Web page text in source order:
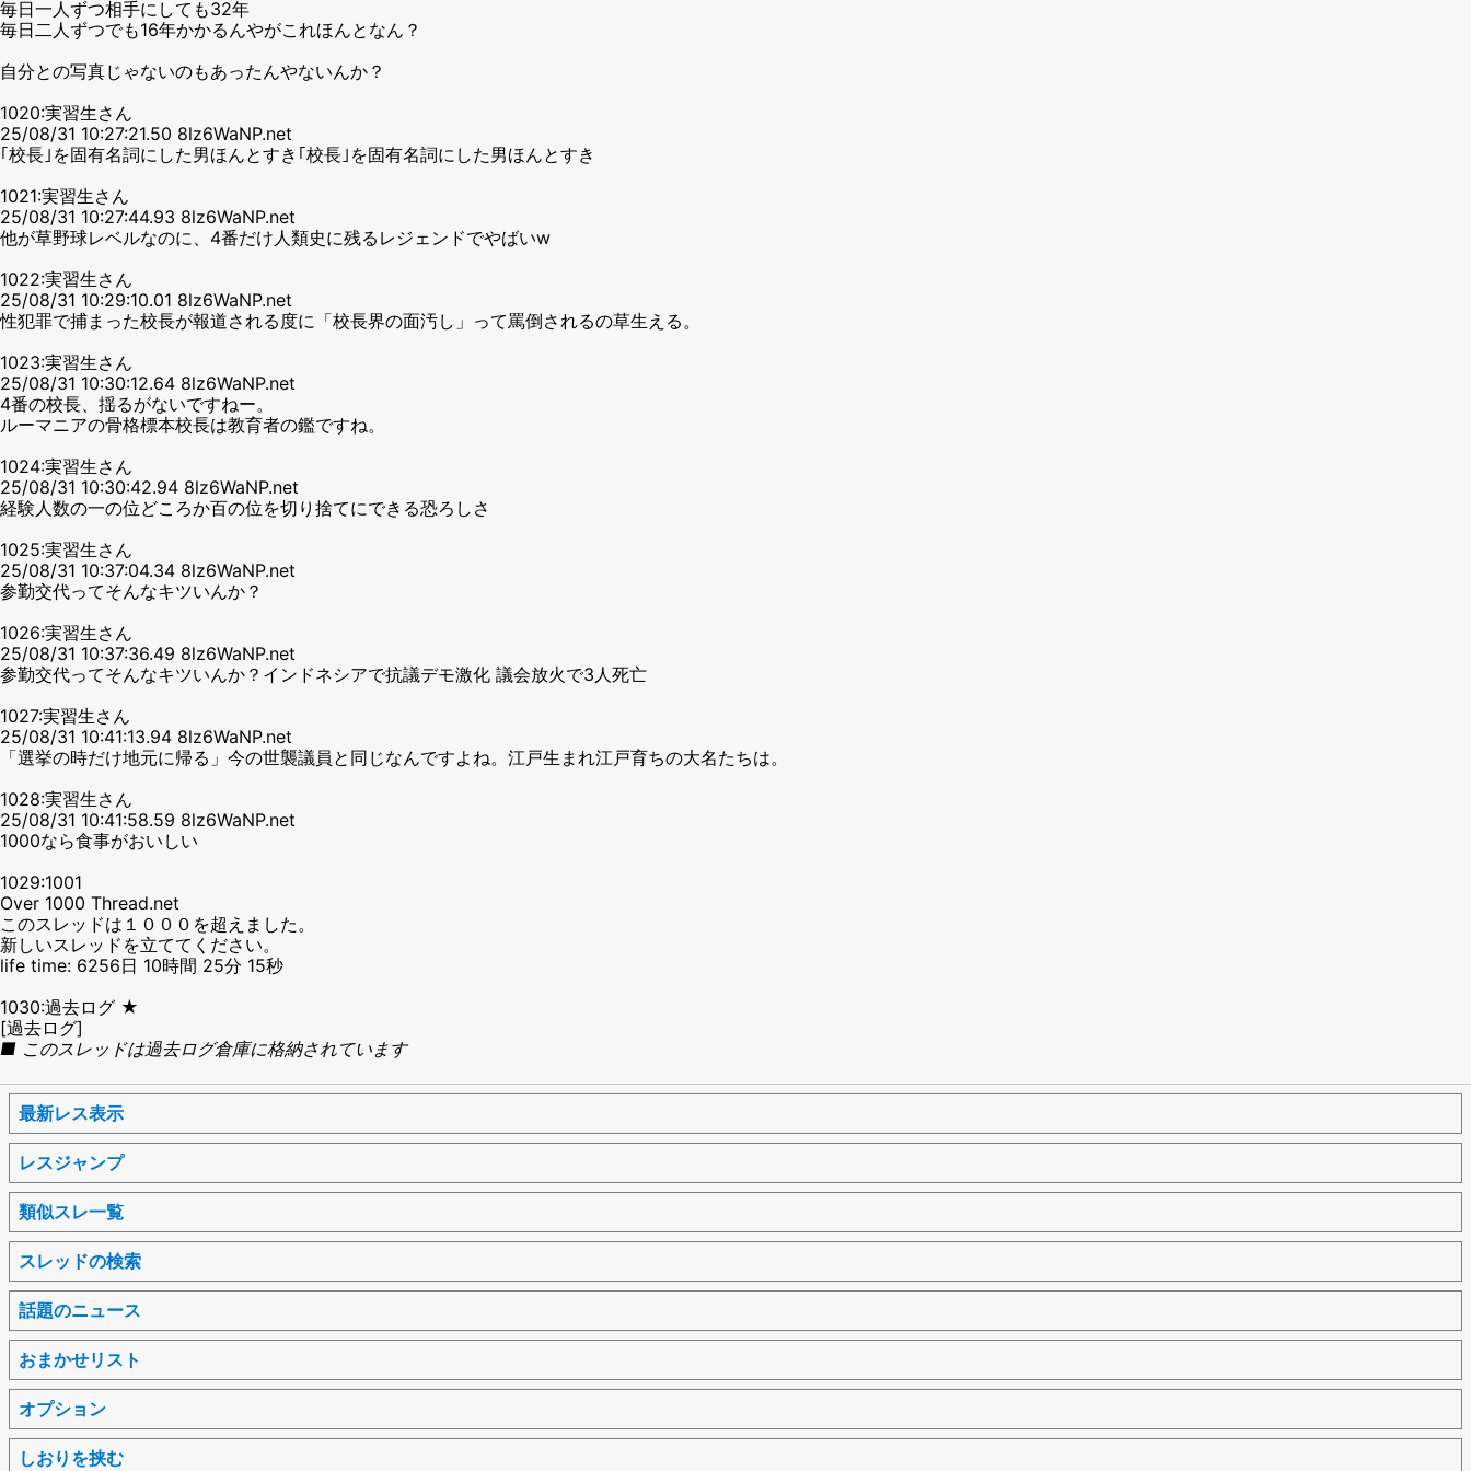
毎日一人ずつ相手にしても32年
毎日二人ずつでも16年かかるんやがこれほんとなん？
自分との写真じゃないのもあったんやないんか？
1020:実習生さん
25/08/31 10:27:21.50 8lz6WaNP.net
｢校長｣を固有名詞にした男ほんとすき｢校長｣を固有名詞にした男ほんとすき
1021:実習生さん
25/08/31 10:27:44.93 8lz6WaNP.net
他が草野球レベルなのに、4番だけ人類史に残るレジェンドでやばいw
1022:実習生さん
25/08/31 10:29:10.01 8lz6WaNP.net
性犯罪で捕まった校長が報道される度に「校長界の面汚し」って罵倒されるの草生える。
1023:実習生さん
25/08/31 10:30:12.64 8lz6WaNP.net
4番の校長、揺るがないですねー。
ルーマニアの骨格標本校長は教育者の鑑ですね。
1024:実習生さん
25/08/31 10:30:42.94 8lz6WaNP.net
経験人数の一の位どころか百の位を切り捨てにできる恐ろしさ
1025:実習生さん
25/08/31 10:37:04.34 8lz6WaNP.net
参勤交代ってそんなキツいんか？
1026:実習生さん
25/08/31 10:37:36.49 8lz6WaNP.net
参勤交代ってそんなキツいんか？インドネシアで抗議デモ激化 議会放火で3人死亡
1027:実習生さん
25/08/31 10:41:13.94 8lz6WaNP.net
「選挙の時だけ地元に帰る」今の世襲議員と同じなんですよね。江戸生まれ江戸育ちの大名たちは。
1028:実習生さん
25/08/31 10:41:58.59 8lz6WaNP.net
1000なら食事がおいしい
1029:1001
Over 1000 Thread.net
このスレッドは１０００を超えました。
新しいスレッドを立ててください。
life time: 6256日 10時間 25分 15秒
1030:過去ログ ★
[過去ログ]
■ このスレッドは過去ログ倉庫に格納されています
最新レス表示
レスジャンプ
類似スレ一覧
スレッドの検索
話題のニュース
おまかせリスト
オプション
しおりを挟む